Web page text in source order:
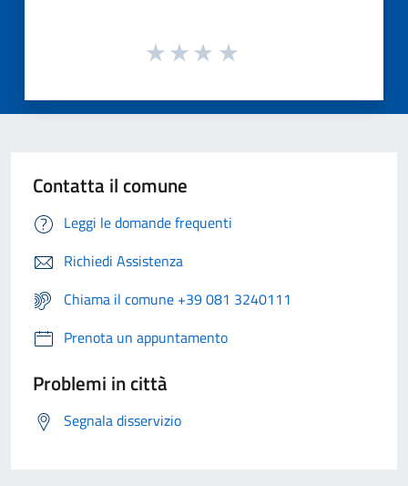
Contatta il comune
Leggi le domande frequenti
Richiedi Assistenza
Chiama il comune +39 081 3240111
Prenota un appuntamento
Problemi in città
Segnala disservizio